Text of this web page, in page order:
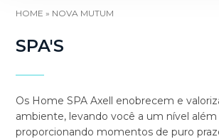
HOME » NOVA MUTUM
SPA'S
Os Home SPA Axell enobrecem e
ambiente, levando você a um nível além
proporcionando momentos de puro